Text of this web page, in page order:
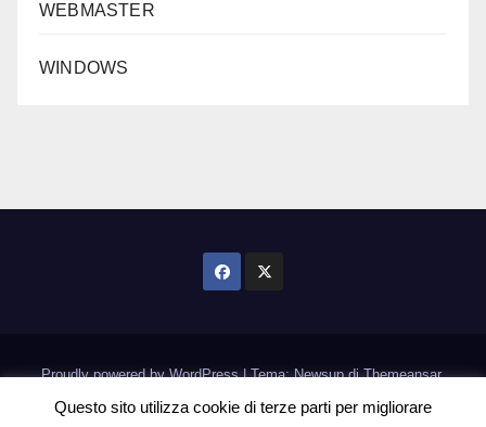
WEBMASTER
WINDOWS
Proudly powered by WordPress|Tema: Newsup diThemeansar.
Questo sito utilizza cookie di terze parti per migliorare